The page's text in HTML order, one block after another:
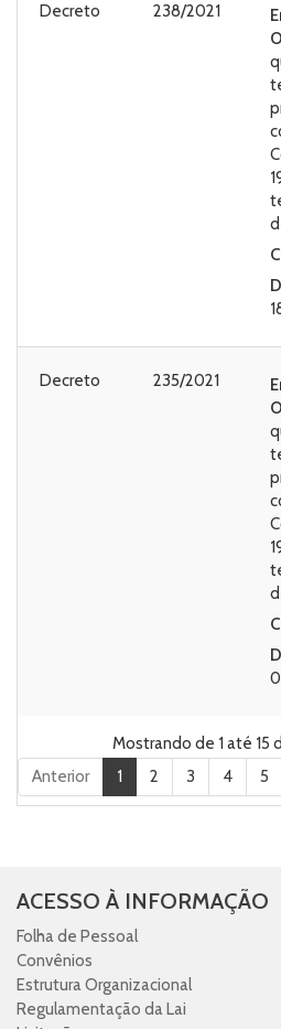
Decreto 238/2021
Decreto 235/2021
Mostrando de 1 até 15
Anterior
1 2 3 4 5
ACESSO À INFORMAÇÃO
Folha de Pessoal
Convênios
Estrutura Organizacional
Regulamentação da Lai